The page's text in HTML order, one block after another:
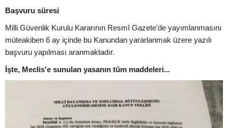
Başvuru süresi
Milli Güvenlik Kurulu Kararının Resmî Gazete'de yayımlanmasını
müteakiben 6 ay içinde bu Kanundan yararlanmak üzere yazılı
başvuru yapılması aranmaktadır.
İşte, Meclis'e sunulan yasanın tüm maddeleri...